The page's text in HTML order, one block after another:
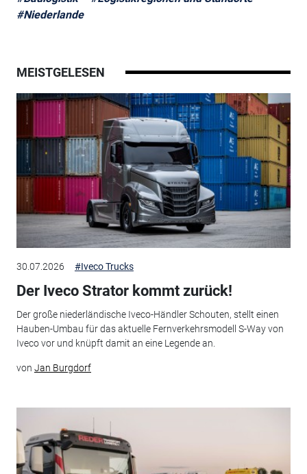
#Niederlande
MEISTGELESEN
30.07.2026 #Iveco Trucks
Der Iveco Strator kommt zurück!
Der große niederländische Iveco-Händler Schouten, stellt einen
Hauben-Umbau für das aktuelle Fernverkehrsmodell S-Way von
Iveco vor und knüpft damit an eine Legende an.
von Jan Burgdorf